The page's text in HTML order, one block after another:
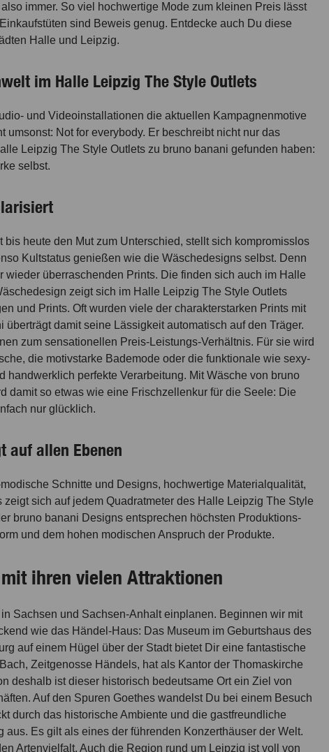
immer. So viel hochwertige Mode zum kleinen Preis lässt
sind Beweis genug. Entdecke auch Du diese
Halle und Leipzig.
im Halle Leipzig The Style Outlets
und Videoinstallationen die aktuellen Kampagnenmotive
Not for everybody. Er beschreibt nicht nur das
Leipzig The Style Outlets zu bruno banani gefunden haben:
selbst.
heute den Mut zum Unterschied, stellt sich kompromisslos
Kultstatus genießen wie die Wäschedesigns selbst. Denn
überraschenden Prints. Die finden sich auch im Halle
zeigt sich im Halle Leipzig The Style Outlets
und Prints. Oft wurden viele der charakterstarken Prints mit
damit seine Lässigkeit automatisch auf den Träger.
zum sensationellen Preis-Leistungs-Verhältnis. Für sie wird
die motivstarke Bademode oder die funktionale wie sexy-
perfekte Verarbeitung. Mit Wäsche von bruno
damit so etwas wie eine Frischzellenkur für die Seele: Die
nur glücklich.
auf allen Ebenen
Schnitte und Designs, hochwertige Materialqualität,
sich auf jedem Quadratmeter des Halle Leipzig The Style
bruno banani Designs entsprechen höchsten Produktions-
und dem hohen modischen Anspruch der Produkte.
ihren vielen Attraktionen
Sachsen und Sachsen-Anhalt einplanen. Beginnen wir mit
wie das Händel-Haus: Das Museum im Geburtshaus des
auf einem Hügel über der Stadt bietet Dir eine fantastische
Zeitgenosse Händels, hat als Kantor der Thomaskirche
deshalb ist dieser historisch bedeutsame Ort ein Ziel von
Auf den Spuren Goethes wandelst Du bei einem Besuch
durch das historische Ambiente und die gastfreundliche
Es gilt als eines der führenden Konzerthäuser der Welt.
Artenvielfalt. Auch die Region rund um Leipzig ist voll von